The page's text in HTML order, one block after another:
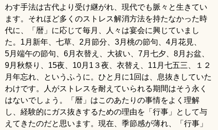
わす手法は古代より受け継がれ、現代でも脈々と生きてい
ます。それほど多くのストレス解消方法を持たなかった時
代に、「暦」に応じて毎月、人々は宴会に興じていまし
た。1月新年、七草、2月節分、3月桃の節句、4月花見、
5月端午の節句、6月衣替え、大祓い、7月七夕、8月お盆、
9月秋祭り、15夜、10月1３夜、衣替え、11月七五三、１２
月年忘れ、というふうに。ひと月に1回は、息抜きしていた
わけです。人がストレスを耐えていられる期間はそう永く
はないでしょう。「暦」はこのあたりの事情をよく理解
し、経験的にガス抜きするための理由を「行事」として与
えてきたのだと思います。現在、季節感が薄れ、「行事」